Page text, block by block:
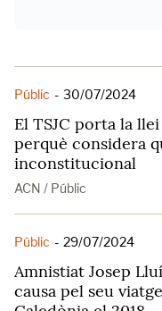
Públic - 30/07/2024
El TSJC porta la
perquè considera
inconstitucional
ACN / Públic
Públic - 29/07/2024
Amnistiat Josep
causa pel seu